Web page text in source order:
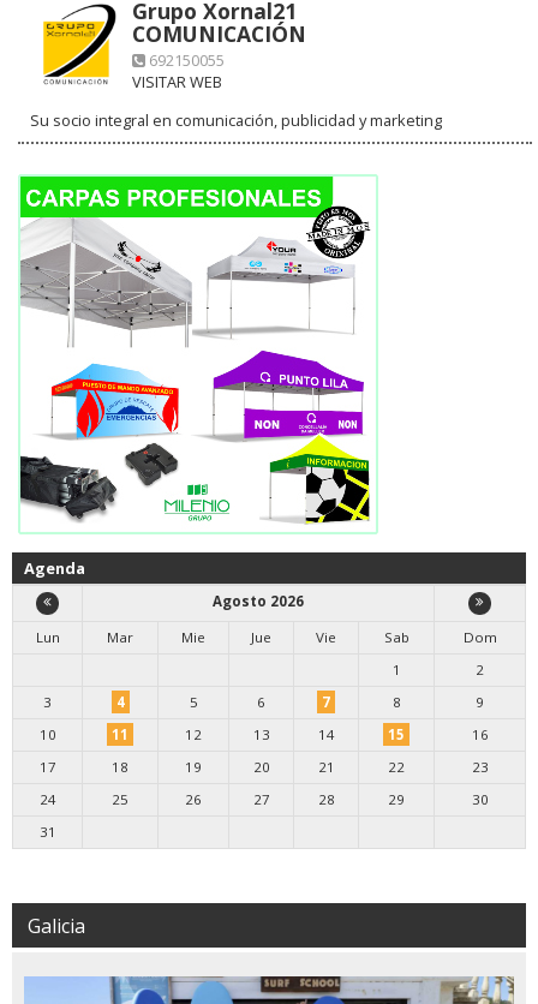
Grupo Xornal21
COMUNICACIÓN
692150055
VISITAR WEB
Su socio integral en comunicación, publicidad y marketing
Agenda
Agosto 2026
Lun
Mar Mie Jue Vie Sab
Dom
1
2
3
4 5 6 7 8
9
10
11 12 13 14 15
16
17
18 19 20 21 22
23
24
25 26 27 28 29
30
31
Galicia